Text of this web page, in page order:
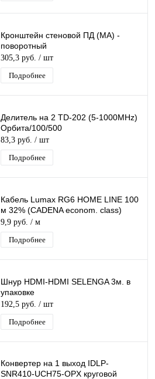
Кронштейн стеновой ПД (МА) -
поворотный
305,3 руб. / шт
Подробнее
Делитель на 2 TD-202 (5-1000MHz)
Орбита/100/500
83,3 руб. / шт
Подробнее
Кабель Lumax RG6 HOME LINE 100
м 32% (CADENA econom. class)
9,9 руб. / м
Подробнее
Шнур HDMI-HDMI SELENGA 3м. в
упаковке
192,5 руб. / шт
Подробнее
Конвертер на 1 выход IDLP-
SNR410-UCH75-OPX круговой